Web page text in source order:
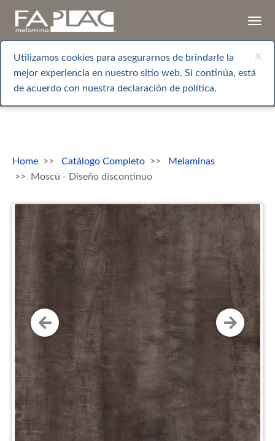
x
Utilizamos cookies para asegurarnos de brindarle la
mejor experiencia en nuestro sitio web. Si continúa, está
de acuerdo con nuestra declaración de política.
Home Catálogo Completo
Melaminas
Moscú - Diseño discontinuo